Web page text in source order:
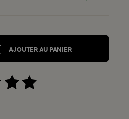
AJOUTER AU PANIER